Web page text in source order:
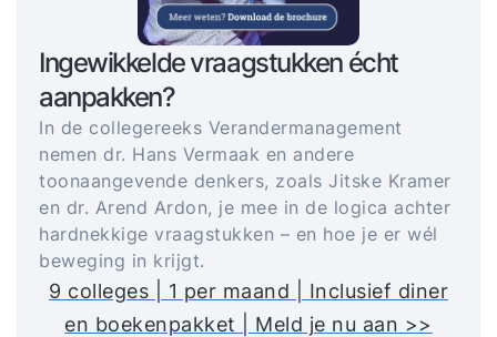
Ingewikkelde vraagstukken écht
aanpakken?
In de collegereeks Verandermanagement
nemen dr. Hans Vermaak en andere
toonaangevende denkers, zoals Jitske Kramer
en dr. Arend Ardon, je mee in de logica achter
hardnekkige vraagstukken – en hoe je er wél
beweging in krijgt.
9 colleges | 1 per maand | Inclusief diner
en boekenpakket | Meld je nu aan >>